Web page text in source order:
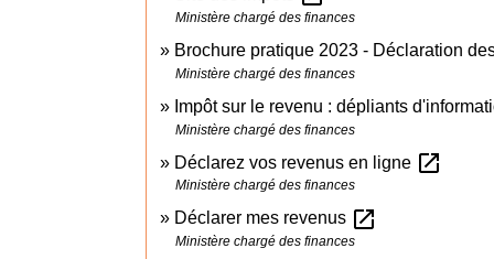
Ministère chargé des finances
Brochure pratique 2023 - Déclaration
Ministère chargé des finances
Impôt sur le revenu : dépliants
Ministère chargé des finances
Déclarez vos revenus en ligne open_in_new
Ministère chargé des finances
Déclarer mes revenus open_in_new
Ministère chargé des finances